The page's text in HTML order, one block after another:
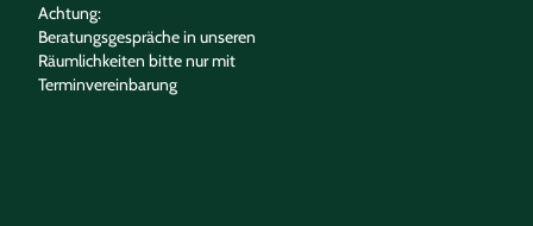
Achtung:
Beratungsgespräche in unseren
Räumlichkeiten bitte nur mit
Terminvereinbarung